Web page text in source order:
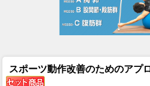
スポーツ動作改善のためのアプ